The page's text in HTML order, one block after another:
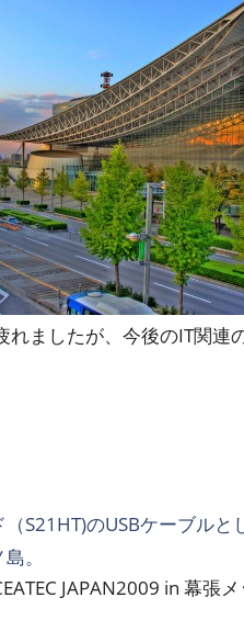
れましたが、今後のIT関連
S21HT)のUSBケーブル
。
JAPAN2009 in 幕張